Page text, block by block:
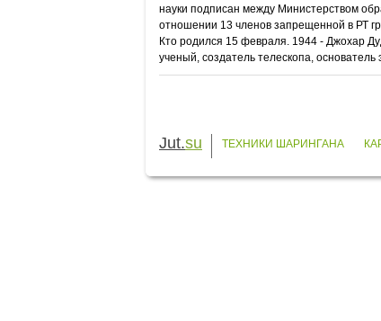
науки подписан между Министерством
отношении 13 членов запрещенной в РТ
Кто родился 15 февраля. 1944 - Джохар
ученый, создатель телескопа,
Jut.su ТЕХНИКИ ШАРИНГАНА